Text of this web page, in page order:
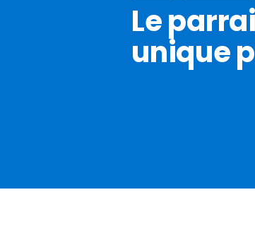
Le
unique